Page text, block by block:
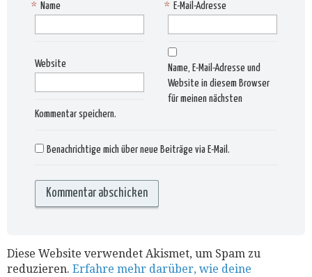
Name
* E-Mail-Adresse
*
Website
Name, E-Mail-Adresse und
Website in diesem Browser
für meinen nächsten
Kommentar speichern.
Benachrichtige mich über neue Beiträge via E-Mail.
Diese Website verwendet Akismet, um Spam zu
reduzieren. Erfahre mehr darüber, wie deine